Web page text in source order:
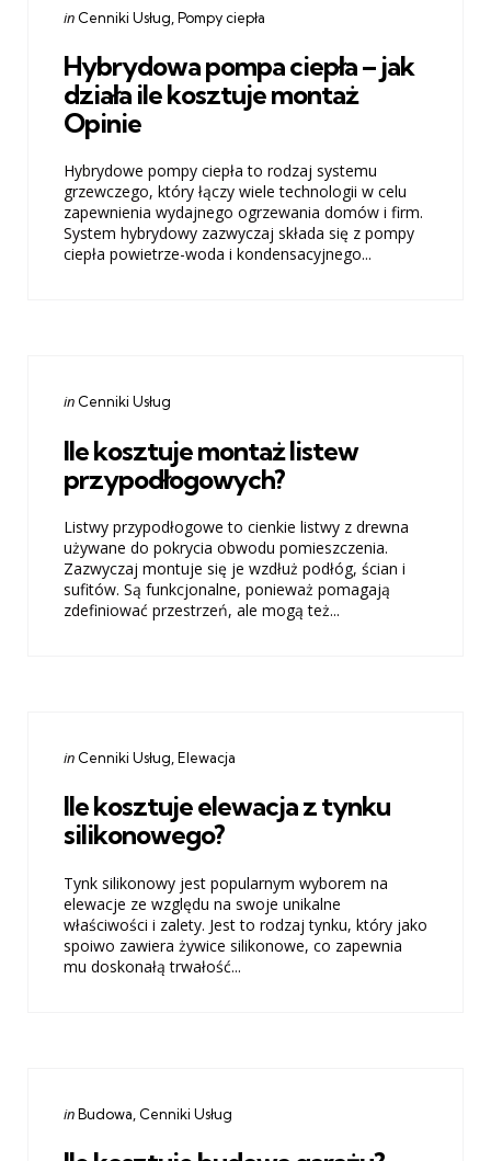
Categories
Posted
in Cenniki Usług Pompy ciepła
Hybrydowa pompa ciepła – jak
działa ile kosztuje montaż
Opinie
Hybrydowe pompy ciepła to rodzaj systemu
grzewczego, który łączy wiele technologii w celu
zapewnienia wydajnego ogrzewania domów i firm.
System hybrydowy zazwyczaj składa się z pompy
ciepła powietrze-woda i kondensacyjnego...
Categories
Posted
in Cenniki Usług
Ile kosztuje montaż listew
przypodłogowych?
Listwy przypodłogowe to cienkie listwy z drewna
używane do pokrycia obwodu pomieszczenia.
Zazwyczaj montuje się je wzdłuż podłóg, ścian i
sufitów. Są funkcjonalne, ponieważ pomagają
zdefiniować przestrzeń, ale mogą też...
Categories
Posted
in Cenniki Usług Elewacja
Ile kosztuje elewacja z tynku
silikonowego?
Tynk silikonowy jest popularnym wyborem na
elewacje ze względu na swoje unikalne
właściwości i zalety. Jest to rodzaj tynku, który jako
spoiwo zawiera żywice silikonowe, co zapewnia
mu doskonałą trwałość...
Categories
Posted
inBudowa Cenniki Usług